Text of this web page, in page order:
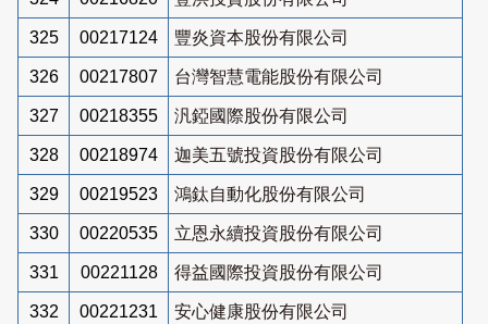
325 00217124 豐炎資本股份有限公司
326 00217807 台灣智慧電能股份有限公司
327 00218355 汎錏國際股份有限公司
328 00218974 迦美五號投資股份有限公司
329 00219523 鴻鈦自動化股份有限公司
330 00220535 立恩永續投資股份有限公司
331 00221128 得益國際投資股份有限公司
332 00221231 安心健康股份有限公司